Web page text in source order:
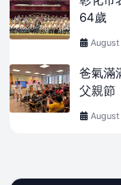
64歲
爸氣滿
父親節